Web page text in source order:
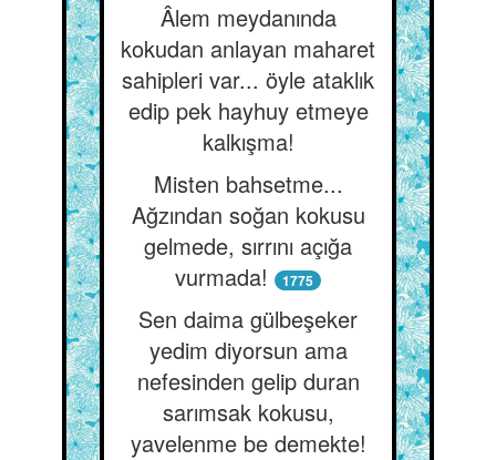
Âlem meydanında
kokudan anlayan maharet
sahipleri var... öyle ataklık
edip pek hayhuy etmeye
kalkışma!
Misten bahsetme...
Ağzından soğan kokusu
gelmede, sırrını açığa
vurmada!
1775
Sen daima gülbeşeker
yedim diyorsun ama
nefesinden gelip duran
sarımsak kokusu,
yavelenme be demekte!